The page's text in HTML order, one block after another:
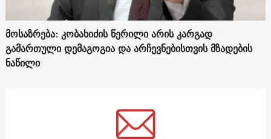
მოსაზრება: კობახიძის წერილი არის კარგად
გამართული დემაგოგია და არჩევნებისთვის მზადების
ნაწილი